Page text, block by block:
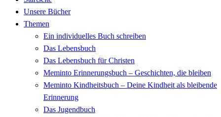
Unsere Bücher
Themen
Ein individuelles Buch schreiben
Das Lebensbuch
Das Lebensbuch für Christen
Meminto Erinnerungsbuch – Geschichten, die bleiben
Meminto Kindheitsbuch – Deine Kindheit als bleibende
Erinnerung
Das Jugendbuch